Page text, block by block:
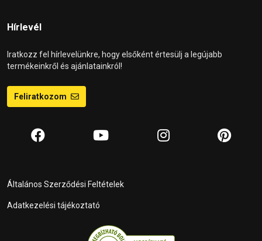
Hírlevél
Iratkozz fel hírlevelünkre, hogy elsőként értesülj a legújabb
termékeinkről és ajánlatainkról!
Feliratkozom
Általános Szerződési Feltételek
Adatkezelési tájékoztató